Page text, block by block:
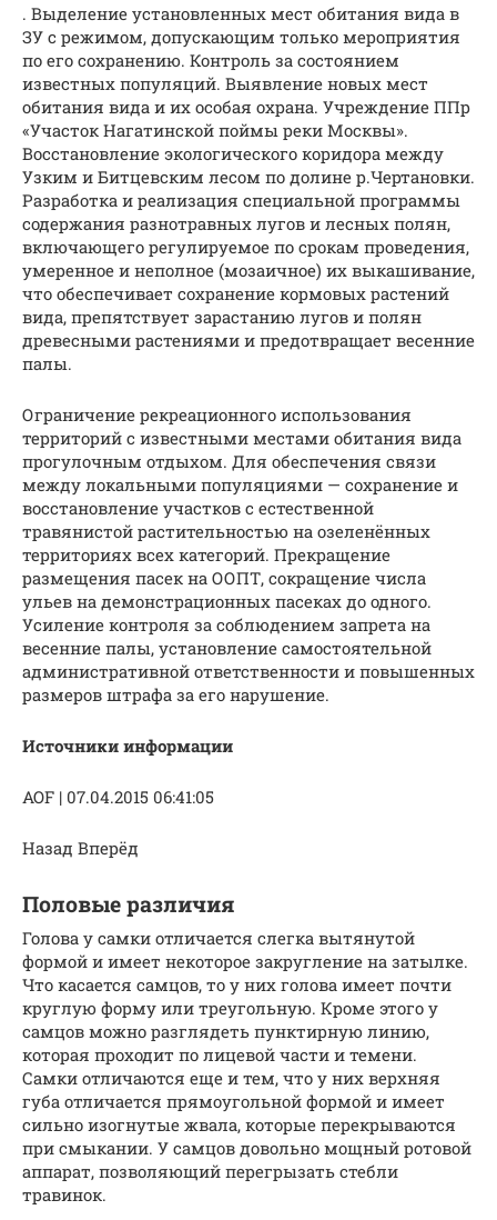
. Выделение установленных мест обитания вида в
ЗУ с режимом, допускающим только мероприятия
по его сохранению. Контроль за состоянием
известных популяций. Выявление новых мест
обитания вида и их особая охрана. Учреждение ППр
«Участок Нагатинской поймы реки Москвы».
Восстановление экологического коридора между
Узким и Битцевским лесом по долине р.Чертановки.
Разработка и реализация специальной программы
содержания разнотравных лугов и лесных полян,
включающего регулируемое по срокам проведения,
умеренное и неполное (мозаичное) их выкашивание,
что обеспечивает сохранение кормовых растений
вида, препятствует зарастанию лугов и полян
древесными растениями и предотвращает весенние
палы.
Ограничение рекреационного использования
территорий с известными местами обитания вида
прогулочным отдыхом. Для обеспечения связи
между локальными популяциями — сохранение и
восстановление участков с естественной
травянистой растительностью на озеленённых
территориях всех категорий. Прекращение
размещения пасек на ООПТ, сокращение числа
ульев на демонстрационных пасеках до одного.
Усиление контроля за соблюдением запрета на
весенние палы, установление самостоятельной
административной ответственности и повышенных
размеров штрафа за его нарушение.
Источники информации
AOF | 07.04.2015 06:41:05
Назад Вперёд
Половые различия
Голова у самки отличается слегка вытянутой
формой и имеет некоторое закругление на затылке.
Что касается самцов, то у них голова имеет почти
круглую форму или треугольную. Кроме этого у
самцов можно разглядеть пунктирную линию,
которая проходит по лицевой части и темени.
Самки отличаются еще и тем, что у них верхняя
губа отличается прямоугольной формой и имеет
сильно изогнутые жвала, которые перекрываются
при смыкании. У самцов довольно мощный ротовой
аппарат, позволяющий перегрызать стебли
травинок.